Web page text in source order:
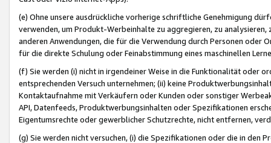
(e) Ohne unsere ausdrückliche vorherige schriftliche Genehmigung
verwenden, um Produkt-Werbeinhalte zu aggregieren, zu
anderen Anwendungen, die für die Verwendung durch Personen
für die direkte Schulung oder Feinabstimmung eines maschinellen
(f) Sie werden (i) nicht in irgendeiner Weise in die Funktionalität oder
entsprechenden Versuch unternehmen; (ii) keine
Kontaktaufnahme mit Verkäufern oder Kunden oder sonstiger
API, Datenfeeds, Produktwerbungsinhalten oder Spezifikationen
Eigentumsrechte oder gewerblicher Schutzrechte, nicht entfernen,
(g) Sie werden nicht versuchen, (i) die Spezifikationen oder die in